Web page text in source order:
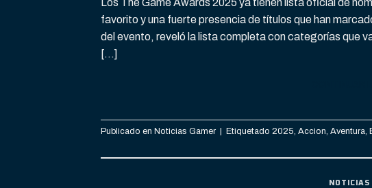
Los The Game Awards 2025 ya tienen lista oficial de
favorito y una fuerte presencia de títulos que han
del evento, reveló la lista completa con categorías que
[…]
Publicado en Noticias Gamer Etiquetado 2025, Accion, Aventura,
NOTICIAS